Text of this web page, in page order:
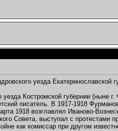
уезда
уезда Костромской губернии (ныне
писатель. В 1917-1918
1918 возглавлял Иваново-
Совета, выступал с
как комиссар при другом